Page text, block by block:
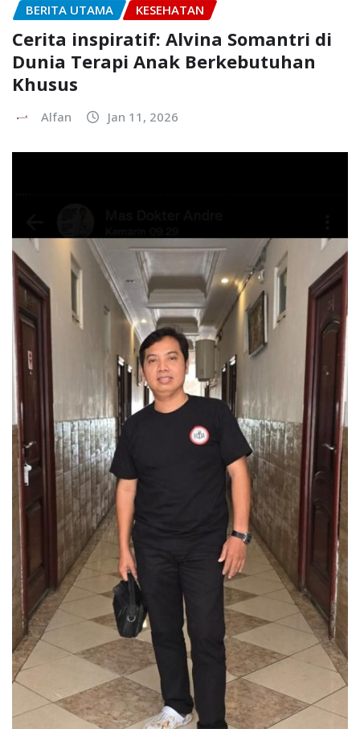
BERITA UTAMA KESEHATAN
Cerita inspiratif: Alvina Somantri di
Dunia Terapi Anak Berkebutuhan
Khusus
Alfan Jan 11, 2026